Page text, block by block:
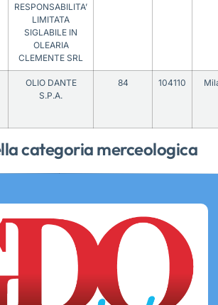
categoria merceologica
RESPONSABILITA’
LIMITATA
SIGLABILE IN
OLEARIA
CLEMENTE SRL
OLIO DANTE
S.P.A.
84 104110